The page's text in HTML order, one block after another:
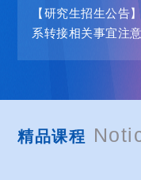
【研究生招生公告
系转接相关事宜注
精品课程